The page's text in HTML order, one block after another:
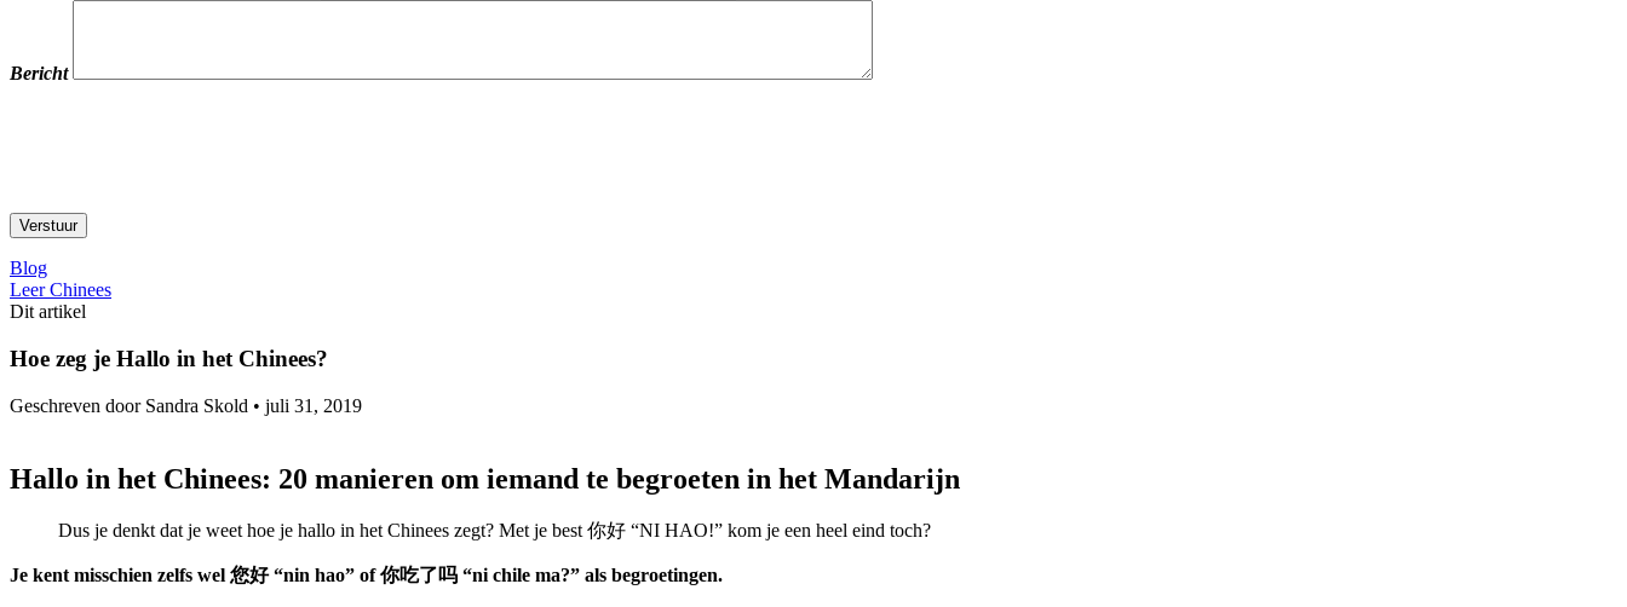
Bericht
Blog
Leer Chinees
Dit artikel
Hoe zeg je Hallo in het Chinees?
Geschreven door Sandra Skold • juli 31, 2019
Hallo in het Chinees: 20 manieren om iemand te begroeten in het Mandarijn
Dus je denkt dat je weet hoe je hallo in het Chinees zegt? Met je best 你好 “NI HAO!” kom je een heel eind toch?
Je kent misschien zelfs wel 您好 “nin hao” of 你吃了吗 “ni chile ma?” als begroetingen.